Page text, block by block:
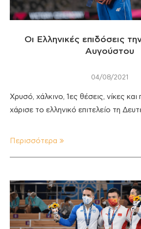
Οι Ελληνικές επιδόσεις
Αυγούστου
04/08/2021
Χρυσό, χάλκινο, 1ες θέσεις, νίκες και
χάρισε το ελληνικό επιτελείο τη
Περισσότερα